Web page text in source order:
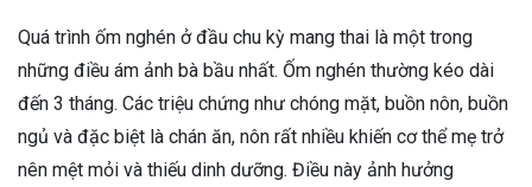
Quá trình ốm nghén ở đầu chu kỳ mang thai là một trong
những điều ám ảnh bà bầu nhất. Ốm nghén thường kéo dài
đến 3 tháng. Các triệu chứng như chóng mặt, buồn nôn, buồn
ngủ và đặc biệt là chán ăn, nôn rất nhiều khiến cơ thể mẹ trở
nên mệt mỏi và thiếu dinh dưỡng. Điều này ảnh hưởng